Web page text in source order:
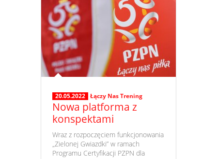
20.05.2022 Łączy Nas Trening
Nowa platforma z
konspektami
​ Wraz z rozpoczęciem funkcjonowania
„Zielonej Gwiazdki” w ramach
Programu Certyfikacji PZPN dla